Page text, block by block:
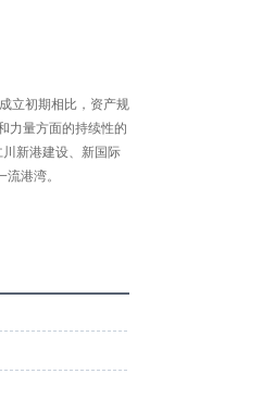
立初期相比，资产规
力量方面的持续性的
新港建设、新国际
港湾。